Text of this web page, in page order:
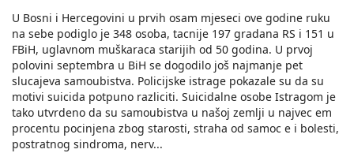
U Bosni i Hercegovini u prvih osam mjeseci ove godine ruku
na sebe podiglo je 348 osoba, tacnije 197 gradana RS i 151 u
FBiH, uglavnom muškaraca starijih od 50 godina. U prvoj
polovini septembra u BiH se dogodilo još najmanje pet
slucajeva samoubistva. Policijske istrage pokazale su da su
motivi suicida potpuno razliciti. Suicidalne osobe Istragom je
tako utvrdeno da su samoubistva u našoj zemlji u najvec em
procentu pocinjena zbog starosti, straha od samoc e i bolesti,
postratnog sindroma, nerv...